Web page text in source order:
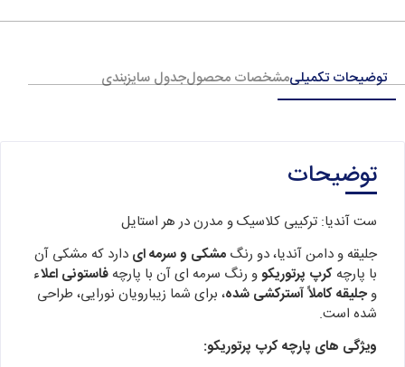
توضیحات تکمیلیمشخصات محصولجدول سایزبندی
توضیحات
ست آندیا: ترکیبی کلاسیک و مدرن در هر استایل
جلیقه و دامن آندیا، دو رنگ مشکی و سرمه ای دارد که مشکی آن
با پارچه کرپ پرتوریکوو رنگ سرمه ای آن با پارچه فاستونی اعلاء
وجلیقه کاملاً آسترکشی شده، برای شما زیبارویان نورایی، طراحی
شده است.
ویژگی های پارچه کرپ پرتوریکو: